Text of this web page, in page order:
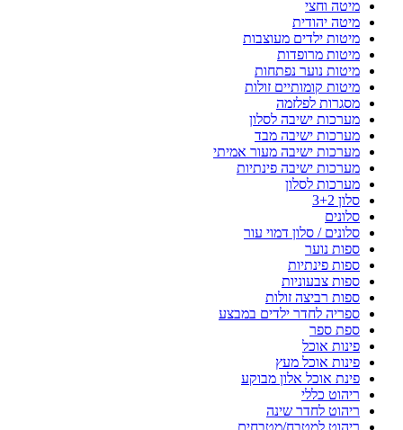
מיטה וחצי
מיטה יהודית
מיטות ילדים מעוצבות
מיטות מרופדות
מיטות נוער נפתחות
מיטות קומותיים זולות
מסגרות לפלזמה
מערכות ישיבה לסלון
מערכות ישיבה מבד
מערכות ישיבה מעור אמיתי
מערכות ישיבה פינתיות
מערכות לסלון
סלון 3+2
סלונים
סלונים / סלון דמוי עור
ספות נוער
ספות פינתיות
ספות צבעוניות
ספות רביצה זולות
ספריה לחדר ילדים במבצע
ספת ספר
פינות אוכל
פינות אוכל מעץ
פינת אוכל אלון מבוקע
ריהוט כללי
ריהוט לחדר שינה
ריהוט למטבח/מטבחים